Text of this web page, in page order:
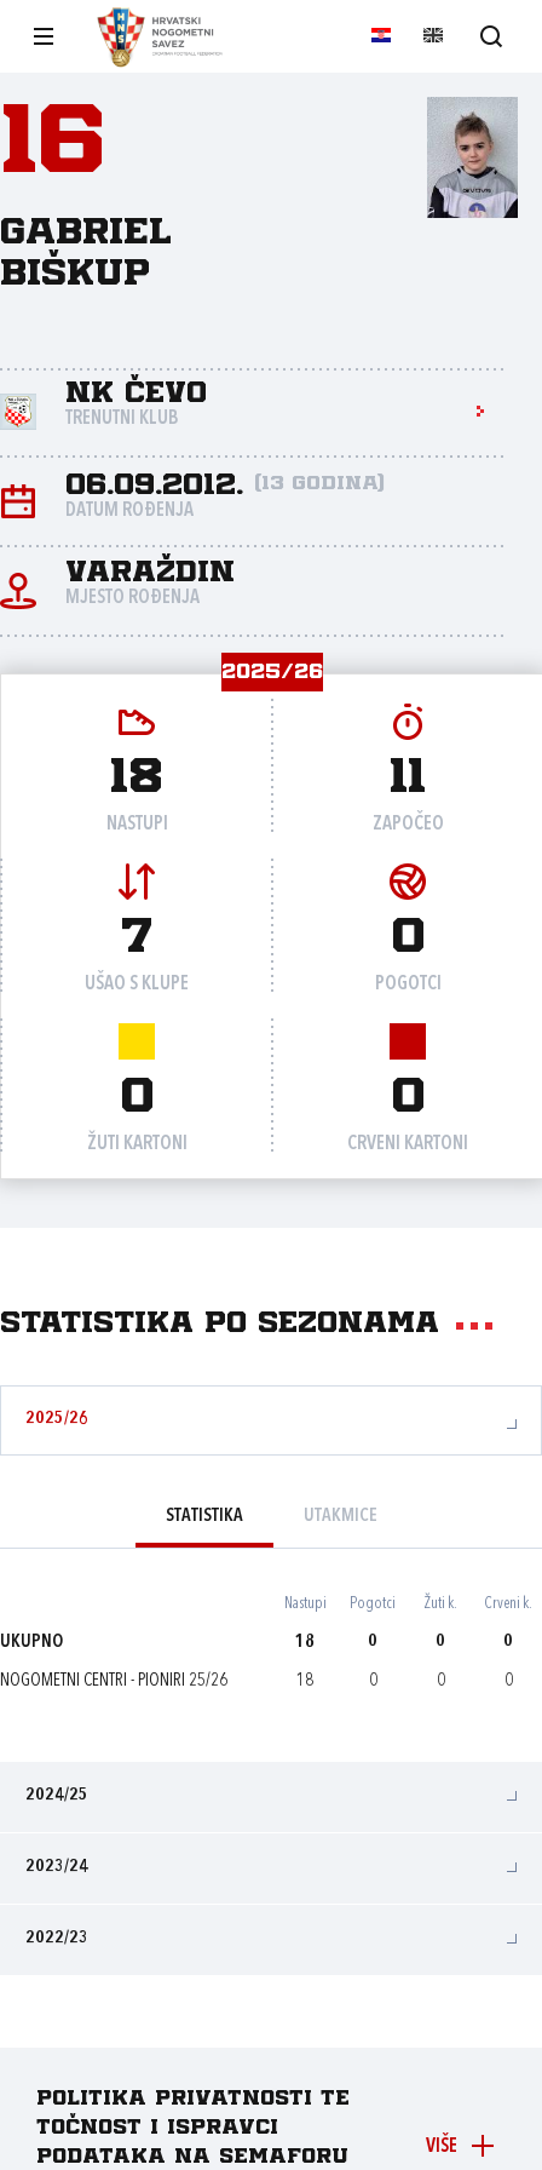
16
Gabriel
Biškup
NK Čevo
TRENUTNI KLUB
06.09.2012. (13 godina)
DATUM ROĐENJA
Varaždin
MJESTO ROĐENJA
2025/26
18
NASTUPI
11
ZAPOČEO
7
UŠAO S KLUPE
0
POGOTCI
0
ŽUTI KARTONI
0
CRVENI KARTONI
Statistika po sezonama
2025/26
STATISTIKA UTAKMICE
Nastupi Pogotci Žuti k. Crveni k.
UKUPNO 18 0 0 0
NOGOMETNI CENTRI - PIONIRI 25/26 18 0 0 0
2024/25
2023/24
2022/23
VIŠE
Politika privatnosti te
točnost i ispravci
podataka na Semaforu